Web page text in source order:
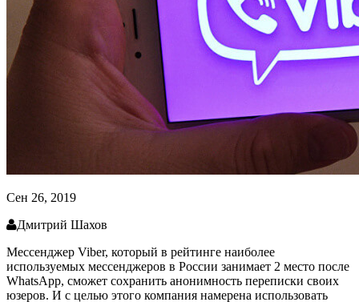
Сен 26, 2019
Дмитрий Шахов
Мессенджер Viber, который в рейтинге наиболее
используемых мессенджеров в России занимает 2 место после
WhatsApp, сможет сохранить анонимность переписки своих
юзеров. И с целью этого компания намерена использовать